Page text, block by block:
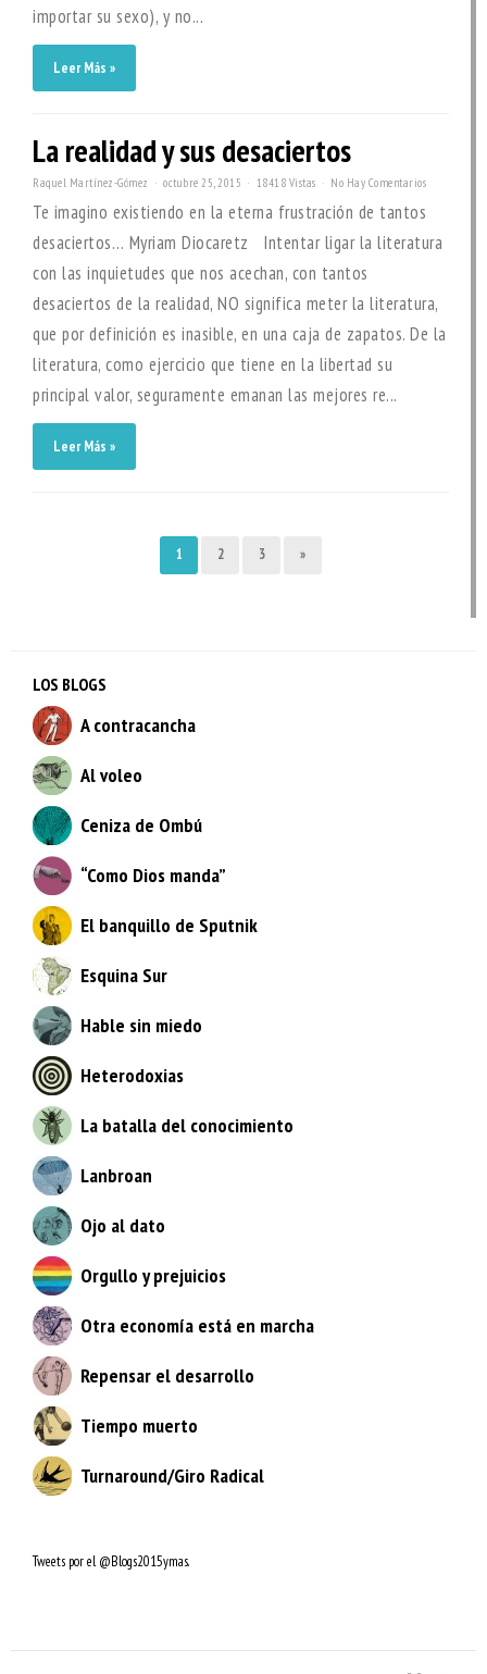
importar su sexo), y no...
Leer Más »
La realidad y sus desaciertos
Raquel Martínez-Gómez octubre 25, 2015 18418 Vistas No Hay Comentarios
Te imagino existiendo en la eterna frustración de tantos
desaciertos… Myriam Diocaretz Intentar ligar la literatura
con las inquietudes que nos acechan, con tantos
desaciertos de la realidad, NO significa meter la literatura,
que por definición es inasible, en una caja de zapatos. De la
literatura, como ejercicio que tiene en la libertad su
principal valor, seguramente emanan las mejores re...
Leer Más »
1 2 3 »
LOS BLOGS
A contracancha
Al voleo
Ceniza de Ombú
“Como Dios manda”
El banquillo de Sputnik
Esquina Sur
Hable sin miedo
Heterodoxias
La batalla del conocimiento
Lanbroan
Ojo al dato
Orgullo y prejuicios
Otra economía está en marcha
Repensar el desarrollo
Tiempo muerto
Turnaround/Giro Radical
Tweets por el @Blogs2015ymas.